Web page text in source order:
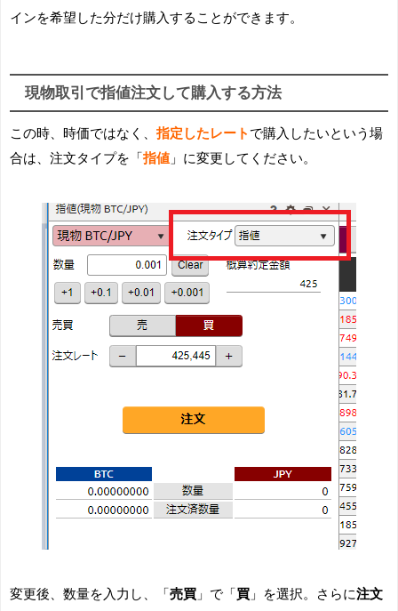
インを希望した分だけ購入することができます。
現物取引で指値注文して購入する方法
この時、時価ではなく、 指定したレート で購入したいという場
合は、注文タイプを「 指値 」に変更してください。
変更後、数量を入力し、「 売買 」で「 買 」を選択。さらに注文